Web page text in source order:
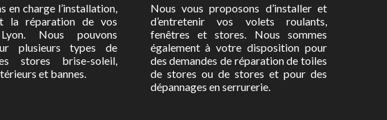
en charge l’installation,
la réparation de vos
Nous pouvons
plusieurs types de
stores brise-soleil,
et bannes.
Nous vous proposons d’installer et
d’entretenir vos volets roulants,
fenêtres et stores. Nous sommes
également à votre disposition pour
des demandes de réparation de toiles
de stores ou de stores et pour des
dépannages en serrurerie.